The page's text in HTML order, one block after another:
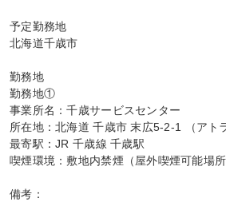
予定勤務地
北海道千歳市
勤務地
勤務地①
事業所名：千歳サービスセンター
所在地：北海道 千歳市 末広5-2-1 （アト
最寄駅：JR 千歳線 千歳駅
喫煙環境：敷地内禁煙（屋外喫煙可能場所
備考：